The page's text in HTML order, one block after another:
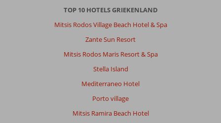
TOP 10 HOTELS GRIEKENLAND
Mitsis Rodos Village Beach Hotel & Spa
Zante Sun Resort
Mitsis Rodos Maris Resort & Spa
Stella Island
Mediterraneo Hotel
Porto village
Mitsis Ramira Beach Hotel